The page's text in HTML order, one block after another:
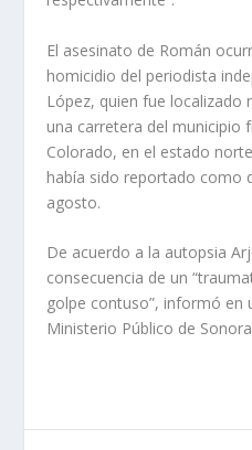
El asesinato de Román
homicidio del periodista
López, quien fue
una carretera del municipio
Colorado, en el estado
había sido reportado como
agosto.
De acuerdo a la autopsia
consecuencia de un
golpe contuso”, informó en
Ministerio Público de